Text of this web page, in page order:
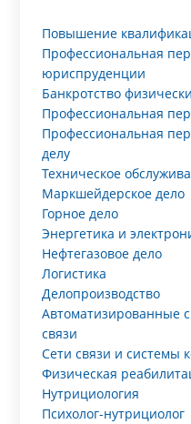
Повышение
Профессиональная
юриспруденции
Банкротство
Профессиональная
Профессиональная
делу
Техническое
Маркшейдерское дело
Горное дело
Энергетика и
Нефтегазовое дело
Логистика
Делопроизводство
Автоматизированные
связи
Сети связи и системы
Физическая
Нутрициология
Психолог-нутрициолог